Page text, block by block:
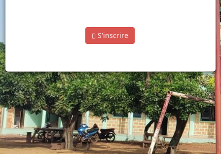
S'inscrire